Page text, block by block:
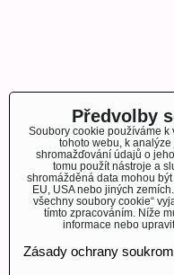
E-
Předvolby
Soubory cookie používáme k
tohoto webu, k
shromažďování údajů o
tomu použít nástroje a
shromážděná data mohou
EU, USA nebo jiných
všechny soubory cookie“
tímto zpracováním. Níže
informace nebo
Zásady ochrany